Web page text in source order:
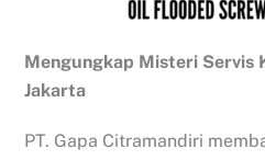
Mengungkap Misteri Servis
Jakarta
PT. Gapa Citramandiri